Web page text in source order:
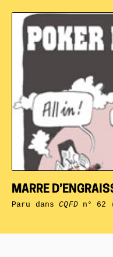
MARRE
Paru dansCQFDn° 62